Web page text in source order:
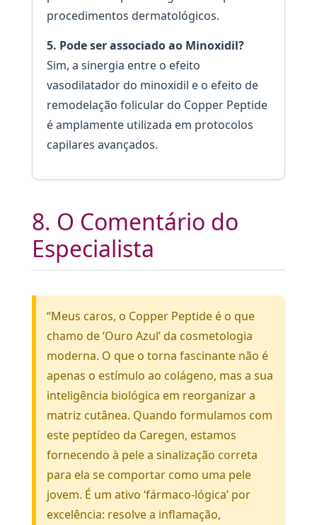
procedimentos dermatológicos.
5. Pode ser associado ao Minoxidil?
Sim, a sinergia entre o efeito
vasodilatador do minoxidil e o efeito de
remodelação folicular do Copper Peptide
é amplamente utilizada em protocolos
capilares avançados.
8. O Comentário do
Especialista
“Meus caros, o Copper Peptide é o que
chamo de ‘Ouro Azul’ da cosmetologia
moderna. O que o torna fascinante não é
apenas o estímulo ao colágeno, mas a sua
inteligência biológica em reorganizar a
matriz cutânea. Quando formulamos com
este peptídeo da Caregen, estamos
fornecendo à pele a sinalização correta
para ela se comportar como uma pele
jovem. É um ativo ‘fármaco-lógica’ por
excelência: resolve a inflamação,